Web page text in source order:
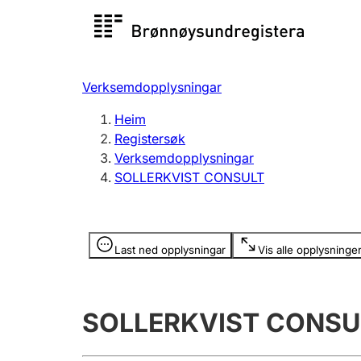
Registersøk
Registrere, endre, slette
Verksemdopplysningar
Heim
Registersøk
Verksemdopplysningar
SOLLERKVIST CONSULT
Last ned opplysningar Vis alle opplysninger
Opplysninger er skjult
SOLLERKVIST